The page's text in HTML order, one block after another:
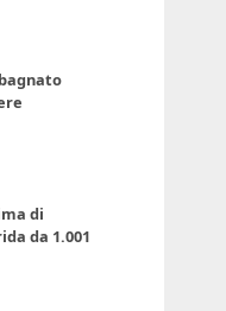
di
da 1.001